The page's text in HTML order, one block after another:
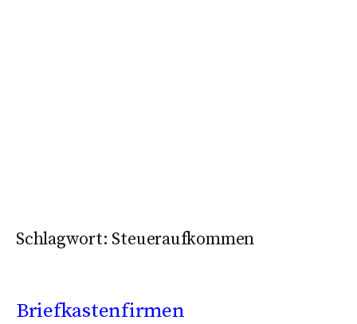
Schlagwort: Steueraufkommen
Briefkastenfirmen